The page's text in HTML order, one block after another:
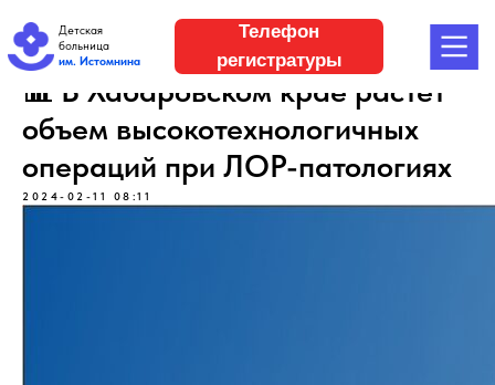
Телефон
больница
им. Истомнина
📊 В Хабаровском крае растет
объем высокотехнологичных
операций при ЛОР-патологиях
2024-02-11 08:11